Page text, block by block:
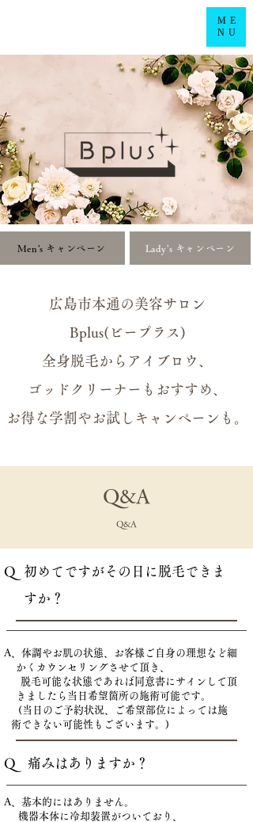
Men's キャンペーン Lady's キャンペーン
広島市本通の美容サロン
Bplus(ビープラス)
全身脱毛からアイブロウ、
ゴッドクリーナーもおすすめ、
お得な学割やお試しキャンペーンも。
ME
NU
Q&A
Q&A
Q 初めてですがその日に脱毛できま
すか？
A、体調やお肌の状態、お客様ご自身の理想など細
かくカウンセリングさせて頂き、
脱毛可能な状態であれば同意書にサインして頂
きましたら当日希望箇所の施術可能です。
(当日のご予約状況、ご希望部位によっては施
術できない可能性もございます。)
Q 痛みはありますか？
A、基本的にはありません。
機器本体に冷却装置がついており、